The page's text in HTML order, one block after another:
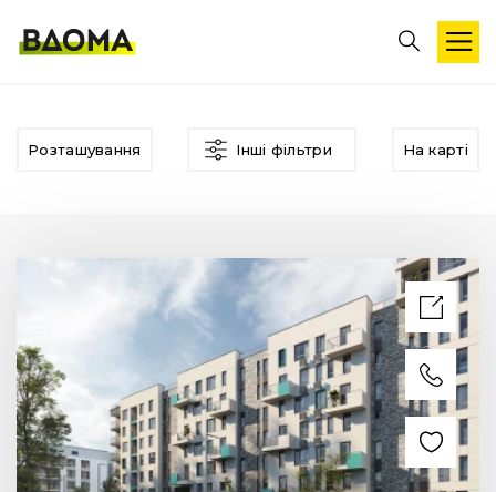
Розташування Інші фільтри На карті